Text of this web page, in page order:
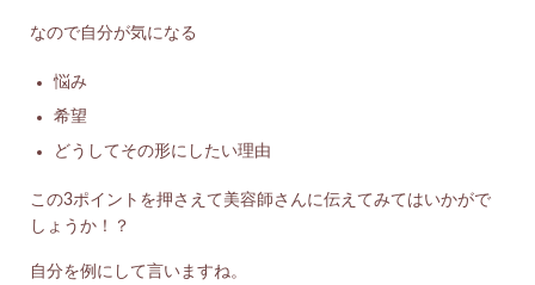
なので自分が気になる
悩み
希望
どうしてその形にしたい理由
この3ポイントを押さえて美容師さんに伝えてみてはいかがで
しょうか！？
自分を例にして言いますね。